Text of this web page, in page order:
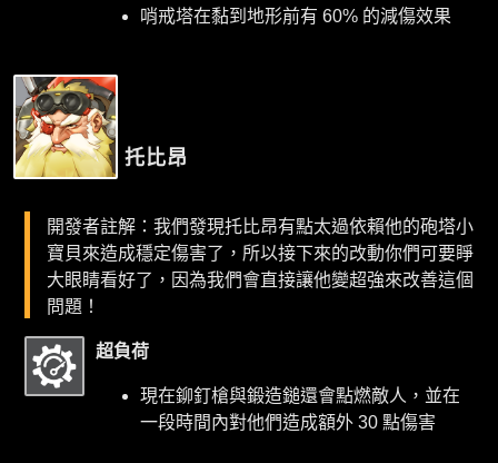
哨戒塔在黏到地形前有 60% 的減傷效果
托比昂
開發者註解：我們發現托比昂有點太過依賴他的砲塔小
寶貝來造成穩定傷害了，所以接下來的改動你們可要睜
大眼睛看好了，因為我們會直接讓他變超強來改善這個
問題！
超負荷
現在鉚釘槍與鍛造鎚還會點燃敵人，並在
一段時間內對他們造成額外 30 點傷害